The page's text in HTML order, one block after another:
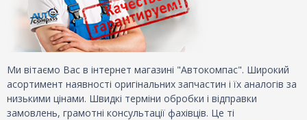
Ми вітаємо Вас в інтернет магазині "Автокомпас". Широкий
асортимент наявності оригінальних запчастин і їх аналогів за
низькими цінами. Швидкі терміни обробки і відправки
замовлень, грамотні консультації фахівців. Це ті